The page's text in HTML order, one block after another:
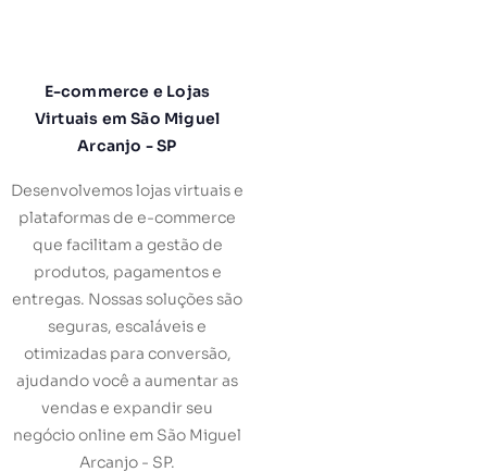
E-commerce e Lojas
Virtuais em São Miguel
Arcanjo - SP
Desenvolvemos lojas virtuais e
plataformas de e-commerce
que facilitam a gestão de
produtos, pagamentos e
entregas. Nossas soluções são
seguras, escaláveis e
otimizadas para conversão,
ajudando você a aumentar as
vendas e expandir seu
negócio online em São Miguel
Arcanjo - SP.